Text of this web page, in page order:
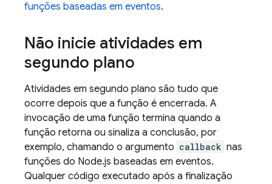
funções baseadas em eventos.
Não inicie atividades em
segundo plano
Atividades em segundo plano são tudo que
ocorre depois que a função é encerrada. A
invocação de uma função termina quando a
função retorna ou sinaliza a conclusão, por
exemplo, chamando o argumento callback nas
funções do Node.js baseadas em eventos.
Qualquer código executado após a finalização